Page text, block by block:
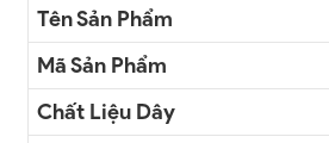
Tên Sản Phẩm
Mã Sản Phẩm
Chất Liệu Dây